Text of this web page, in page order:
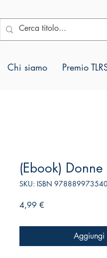
Chi siamo Premio
(Ebook) Donne
SKU: ISBN
4,99 €Prezzo